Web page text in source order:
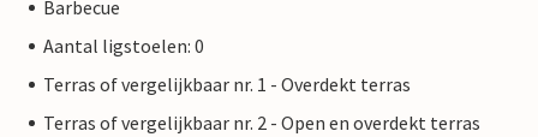
Barbecue
Aantal ligstoelen: 0
Terras of vergelijkbaar nr. 1 - Overdekt terras
Terras of vergelijkbaar nr. 2 - Open en overdekt terras